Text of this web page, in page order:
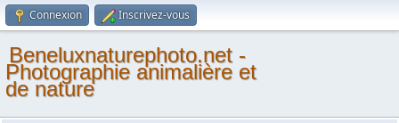
Connexion Inscrivez-vous
Beneluxnaturephoto.net -
Photographie animalière et
de nature